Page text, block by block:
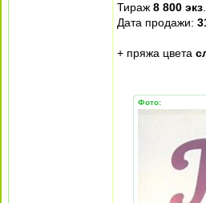
Тираж 8 800 экз
Дата продажи:
+ пряжа цвета
Фото: